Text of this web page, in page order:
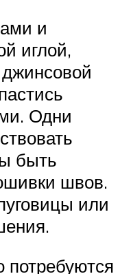
и
иглой,
Одни
быть
швов.
или
потребуются